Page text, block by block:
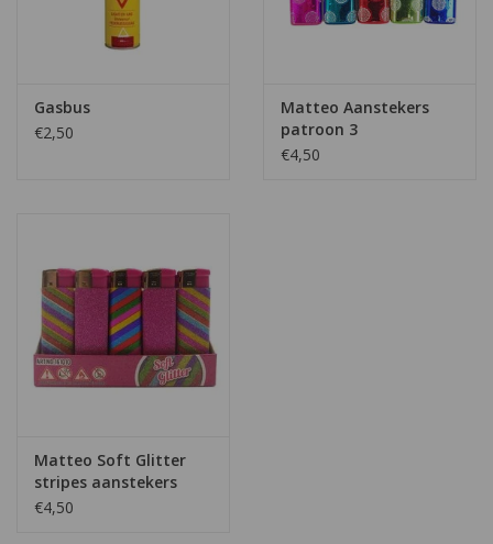
Gasbus
€2,50
Matteo Aanstekers
patroon 3
€4,50
Matteo Soft Glitter
stripes aanstekers
€4,50